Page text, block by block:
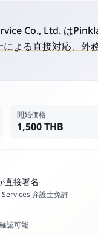
Co., Ltd. は
よる直接対応、外
開始価格
1,500 THB
直接署名
弁護士免許
認可能